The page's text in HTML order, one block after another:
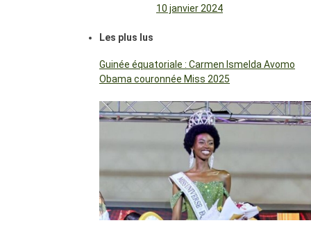
10 janvier 2024
Les plus lus
Guinée équatoriale : Carmen Ismelda Avomo
Obama couronnée Miss 2025